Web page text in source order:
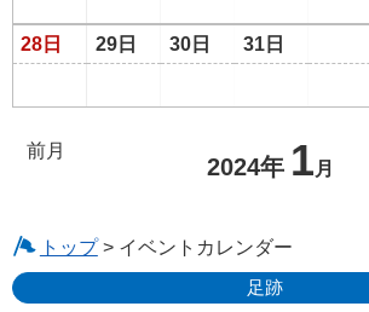
28日 29日 30日 31日
前月
2024年 1 月
トップ> イベントカレンダー
足跡